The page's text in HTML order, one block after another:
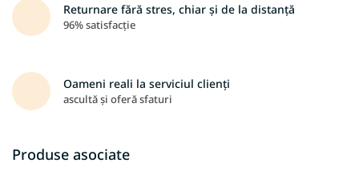
Returnare fără stres, chiar și de la distanță
96% satisfacție
Oameni reali la serviciul clienți
ascultă și oferă sfaturi
Produse asociate